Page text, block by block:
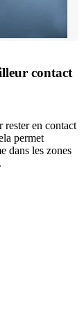
contact
rester en contact
permet
dans les zones